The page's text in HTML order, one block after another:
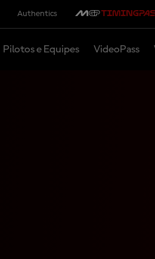
Authentics
Pilotos e Equipes VideoPass